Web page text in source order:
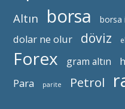
Altın borsa borsa
dolar ne olur döviz
Forex gram altın
Para parite Petrol